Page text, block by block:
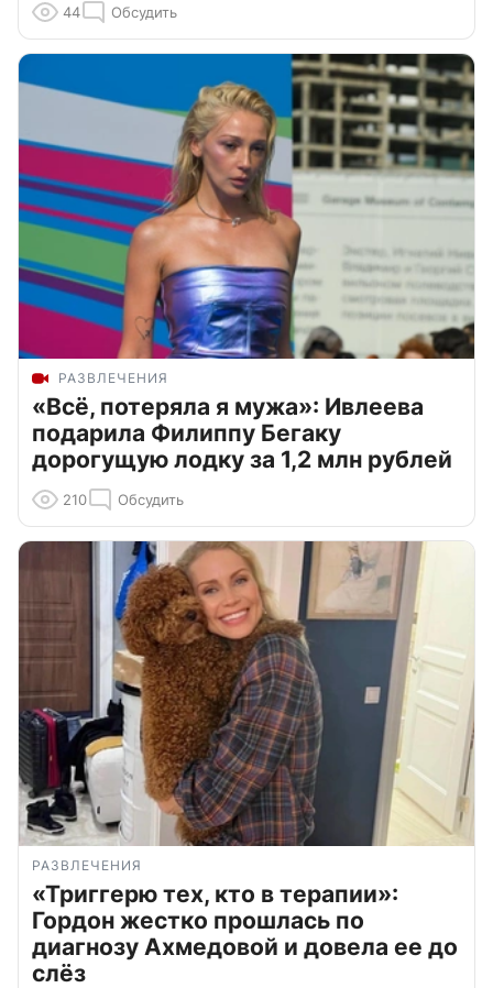
44 Обсудить
РАЗВЛЕЧЕНИЯ
«Всё, потеряла я мужа»: Ивлеева
подарила Филиппу Бегаку
дорогущую лодку за 1,2 млн рублей
210 Обсудить
РАЗВЛЕЧЕНИЯ
«Триггерю тех, кто в терапии»:
Гордон жестко прошлась по
диагнозу Ахмедовой и довела ее до
слёз